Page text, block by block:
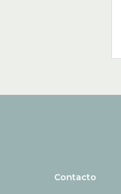
Contacto